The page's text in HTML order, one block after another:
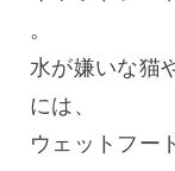
。
水が嫌いな猫
には、
ウェットフー